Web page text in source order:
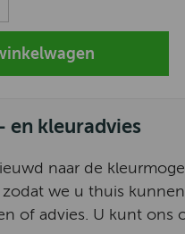
en kleuradvies
naar de
we u thuis
of advies. U kunt ons